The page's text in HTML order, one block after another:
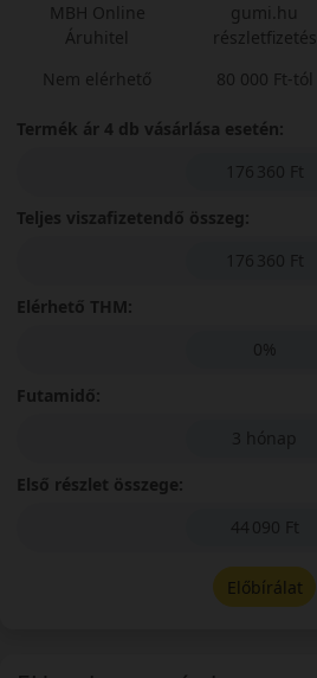
MBH Online
Áruhitel
Nem elérhető
gumi.hu
részletfizetés
80 000 Ft-tól
Termék ár 4 db vásárlása esetén:
176 360 Ft
Teljes viszafizetendő összeg:
176 360 Ft
Elérhető THM:
0%
Futamidő:
3 hónap
Első részlet összege:
44 090 Ft
Előbírálat